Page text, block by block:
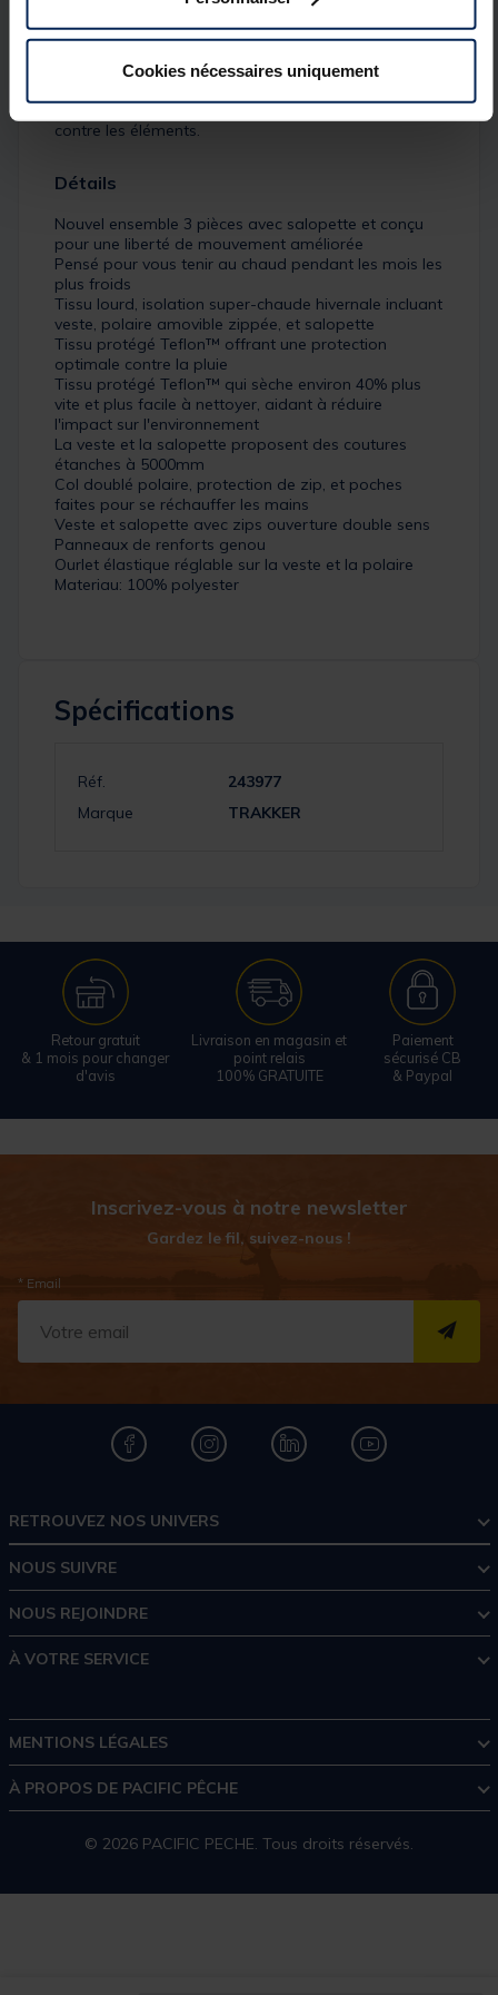
Cookies nécessaires uniquement
extensible avec des tirettes en caoutchouc aux
couleurs de la marque. La polaire interactive
détails de zip contrastés avec logo de la marque
les pouces pour plus de chaleur et une protection
contre les éléments.
Détails
Nouvel ensemble 3 pièces avec salopette et conçu
pour une liberté de mouvement améliorée
Pensé pour vous tenir au chaud pendant les mois les
plus froids
Tissu lourd, isolation super-chaude hivernale incluant
veste, polaire amovible zippée, et salopette
Tissu protégé Teflon™ offrant une protection
optimale contre la pluie
Tissu protégé Teflon™ qui sèche environ 40% plus
vite et plus facile à nettoyer, aidant à réduire
l'impact sur l'environnement
La veste et la salopette proposent des coutures
étanches à 5000mm
Col doublé polaire, protection de zip, et poches
faites pour se réchauffer les mains
Veste et salopette avec zips ouverture double sens
Panneaux de renforts genou
Ourlet élastique réglable sur la veste et la polaire
Materiau: 100% polyester
Spécifications
Réf.
243977
Marque
TRAKKER
Retour gratuit
& 1 mois pour changer
d'avis
Livraison en magasin et
point relais
100% GRATUITE
Paiement
sécurisé CB
& Paypal
Inscrivez-vous à notre newsletter
Gardez le fil, suivez-nous !
* Email
RETROUVEZ NOS UNIVERS
NOUS SUIVRE
NOUS REJOINDRE
À VOTRE SERVICE
MENTIONS LÉGALES
À PROPOS DE PACIFIC PÊCHE
© 2026 PACIFIC PECHE. Tous droits réservés.